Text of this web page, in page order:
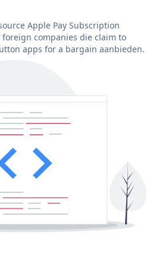
Apple Pay Subscription
companies die claim to
apps for a bargain aanbieden.